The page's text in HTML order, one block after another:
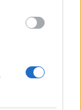
érezni magad